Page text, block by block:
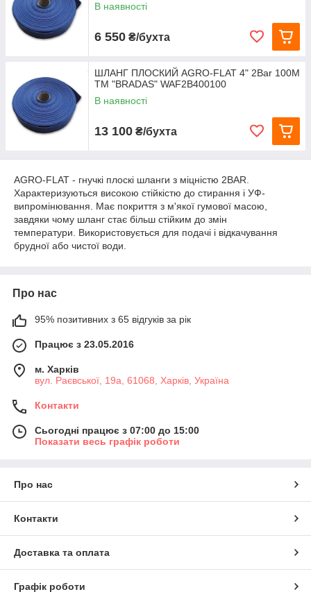
В наявності
6 550 ₴/бухта
ШЛАНГ ПЛОСКИЙ AGRO-FLAT 4" 2Bar 100М
TM "BRADAS" WAF2B400100
В наявності
13 100 ₴/бухта
AGRO-FLAT - гнучкі плоскі шланги з міцністю 2BAR.
Характеризуються високою стійкістю до стирання і УФ-
випромінювання.
Має покриття з м'якої гумової масою,
завдяки чому шланг стає більш стійким до змін
температури.
Використовується для подачі і відкачування
брудної або чистої води.
Про нас
95% позитивних з 65 відгуків за рік
Працює з 23.05.2016
м. Харків
вул. Раєвської, 19а, 61068, Харків, Україна
Контакти
Сьогодні працює з 07:00 до 15:00
Показати весь графік роботи
Про нас
Контакти
Доставка та оплата
Графік роботи